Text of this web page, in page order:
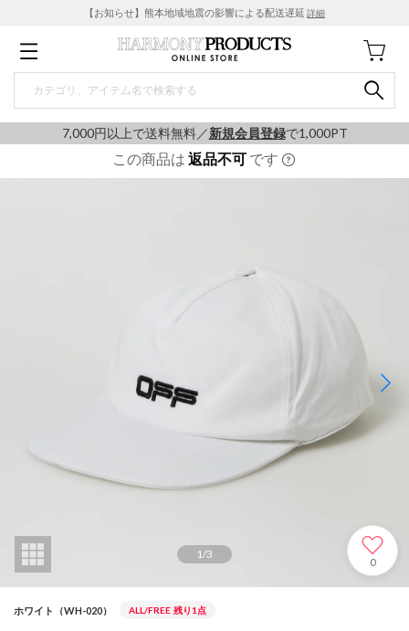
【お知らせ】熊本地域地震の影響による配送遅延 詳細
7,000円以上で送料無料／新規会員登録で1,000PT
この商品は 返品不可 です
1/3
0
ホワイト（WH-020） ALL/FREE 残り1点